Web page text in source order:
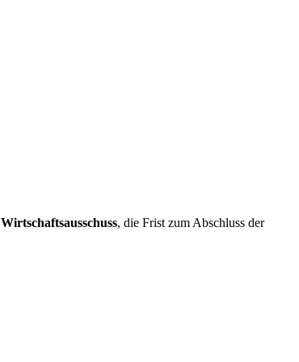
Wirtschaftsausschuss, die Frist zum Abschluss der